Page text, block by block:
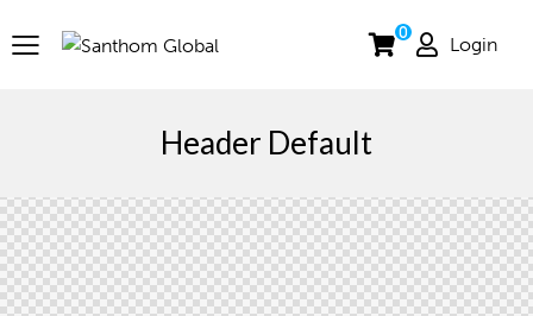
0
Login
Header Default